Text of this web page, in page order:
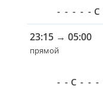
- - - - - С
23:15 → 05:00
прямой
- - С - - -